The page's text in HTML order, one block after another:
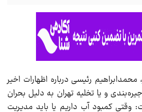
، محمدابراهیم رئیسی درباره اظهارات اخیر
و یا تخلیه تهران به دلیل بحران
وقتی کمبود آب داریم یا باید مدیریت